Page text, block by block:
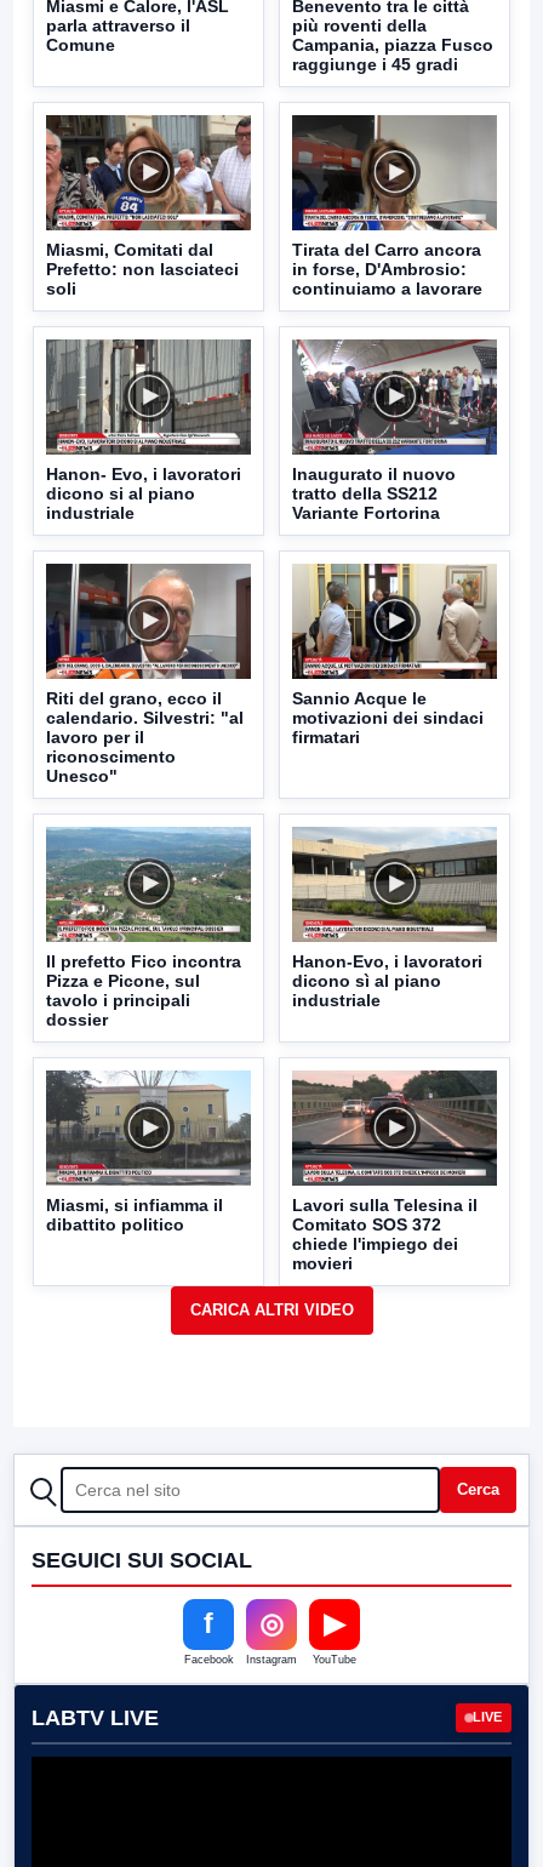
Miasmi e Calore, l'ASL
parla attraverso il
Comune
Benevento tra le città
più roventi della
Campania, piazza Fusco
raggiunge i 45 gradi
Miasmi, Comitati dal
Prefetto: non lasciateci
soli
Tirata del Carro ancora
in forse, D'Ambrosio:
continuiamo a lavorare
Hanon- Evo, i lavoratori
dicono si al piano
industriale
Inaugurato il nuovo
tratto della SS212
Variante Fortorina
Riti del grano, ecco il
calendario. Silvestri: "al
lavoro per il
riconoscimento
Unesco"
Sannio Acque le
motivazioni dei sindaci
firmatari
Il prefetto Fico incontra
Pizza e Picone, sul
tavolo i principali
dossier
Hanon-Evo, i lavoratori
dicono sì al piano
industriale
Miasmi, si infiamma il
dibattito politico
Lavori sulla Telesina il
Comitato SOS 372
chiede l'impiego dei
movieri
CERCA Cerca
SEGUICI SUI SOCIAL
f
Facebook
◎
Instagram
▶
YouTube
LABTV LIVE LIVE